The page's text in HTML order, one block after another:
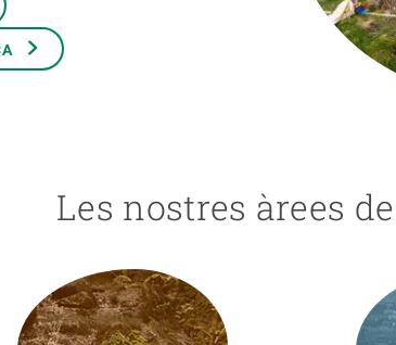
Les nostres àrees
la terra Programa de
Vine de
Segell de
T’oferim